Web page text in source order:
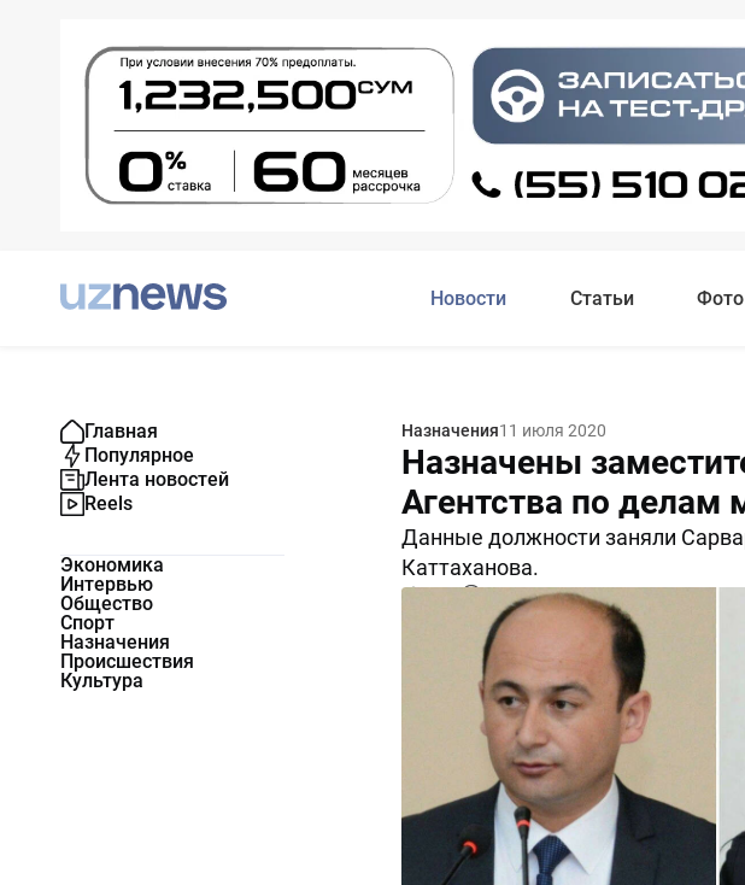
Новости Статьи Фото
Главная
Популярное
Лента новостей
Reels
Экономика
Интервью
Общество
Спорт
Назначения
Происшествия
Культура
Назначения11 июля 2020
Назначены
Агентства по делам
Данные должности заняли
Каттаханова.